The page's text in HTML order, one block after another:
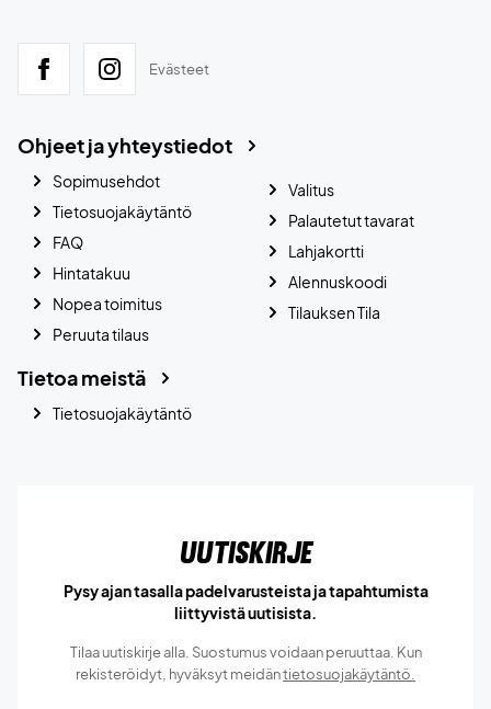
Evästeet
Ohjeet ja yhteystiedot
Sopimusehdot
Tietosuojakäytäntö
FAQ
Hintatakuu
Nopea toimitus
Peruuta tilaus
Valitus
Palautetut tavarat
Lahjakortti
Alennuskoodi
Tilauksen Tila
Tietoa meistä
Tietosuojakäytäntö
Uutiskirje
Pysy ajan tasalla padelvarusteista ja tapahtumista
liittyvistä uutisista.
Tilaa uutiskirje alla. Suostumus voidaan peruuttaa. Kun
rekisteröidyt, hyväksyt meidäntietosuojakäytäntö.